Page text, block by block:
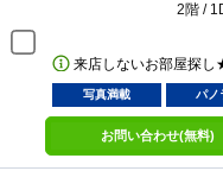
2階 /
来店しないお部屋探
写真満載 パノ
お問い合わせ(無料)